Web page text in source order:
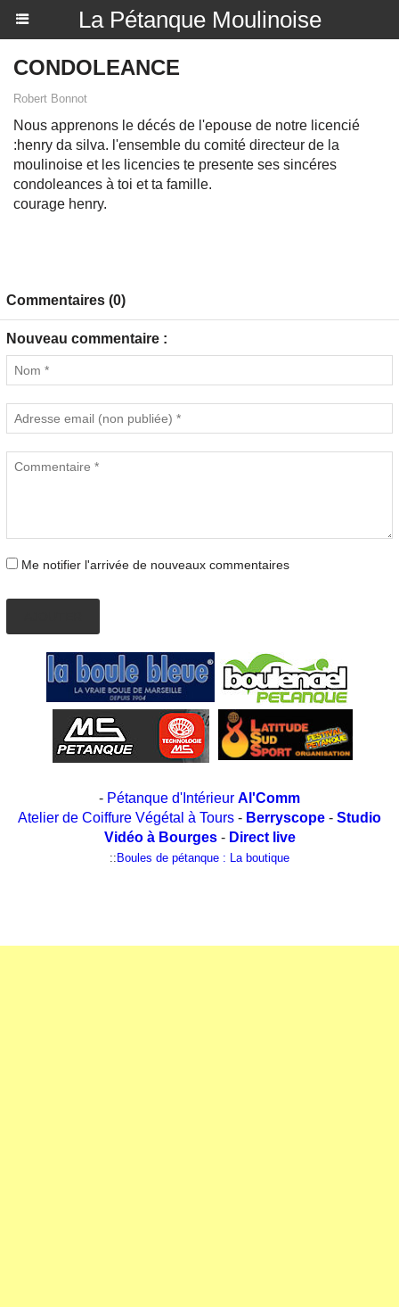
La Pétanque Moulinoise
CONDOLEANCE
Robert Bonnot
Nous apprenons le décés de l'epouse de notre licencié
:henry da silva. l'ensemble du comité directeur de la
moulinoise et les licencies te presente ses sincéres
condoleances à toi et ta famille.
courage henry.
Commentaires (0)
Nouveau commentaire :
Me notifier l'arrivée de nouveaux commentaires
- Pétanque d'Intérieur Al'Comm
Atelier de Coiffure Végétal à Tours - Berryscope - Studio
Vidéo à Bourges- Direct live
:: Boules de pétanque : La boutique